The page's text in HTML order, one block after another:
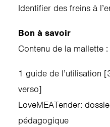
Identifier des freins à
Bon à savoir
Contenu de la mallette :
1 guide de l’utilisation
verso]
LoveMEATender:
pédagogique